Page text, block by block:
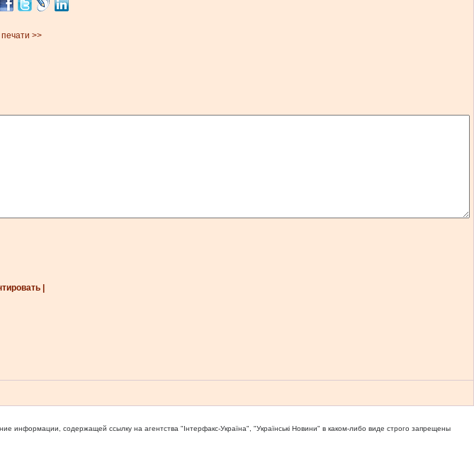
>>
|
информации, содержащей ссылку на агентства "Iнтерфакс-Україна", "Українськi Новини" в каком-либо виде строго запрещены